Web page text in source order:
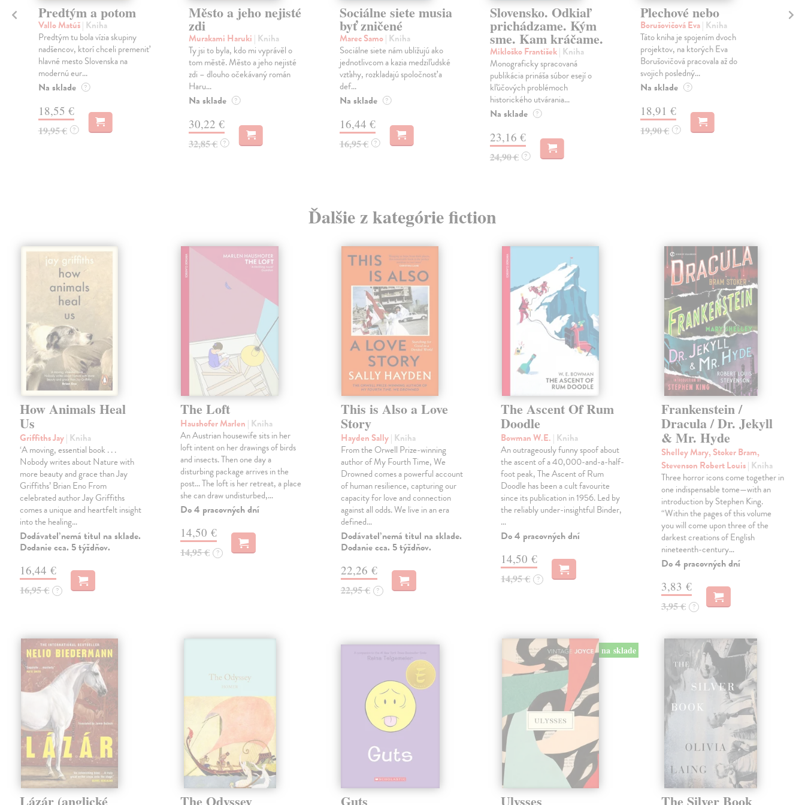
Predtým a potom
Vallo Matúš| Kniha
Predtým tu bola vízia skupiny
nadšencov, ktorí chceli premeniť
hlavné mesto Slovenska na
modernú eur...
Na sklade ?
18,55 €
19,95 € ?
Město a jeho nejisté
zdi
Murakami Haruki | Kniha
Ty jsi to byla, kdo mi vyprávěl o
tom městě. Město a jeho nejisté
zdi – dlouho očekávaný román
Haru...
Na sklade ?
30,22 €
32,85 € ?
Sociálne siete musia
byť zničené
Marec Samo| Kniha
Sociálne siete nám ubližujú ako
jednotlivcom a kazia medziľudské
vzťahy, rozkladajú spoločnosť a
def...
Na sklade ?
16,44 €
16,95 € ?
Slovensko. Odkiaľ
prichádzame. Kým
sme. Kam kráčame.
Mikloško František| Kniha
Monograficky spracovaná
publikácia prináša súbor esejí o
kľúčových problémoch
historického utvárania...
Na sklade ?
23,16 €
24,90 € ?
Plechové nebo
Borušovičová Eva| Kniha
Táto kniha je spojením dvoch
projektov, na ktorých Eva
Borušovičová pracovala až do
svojich posledný...
Na sklade ?
18,91 €
19,90 € ?
Ďalšie z kategórie fiction
How Animals Heal
Us
Griffiths Jay| Kniha
‘A moving, essential book . . .
Nobody writes about Nature with
more beauty and grace than Jay
Griffiths’ Brian Eno From
celebrated author Jay Griffiths
comes a unique and heartfelt insight
into the healing…
Dodávateľ nemá titul na sklade.
Dodanie cca. 5 týždňov.
16,44 €
16,95 € ?
The Loft
Haushofer Marlen | Kniha
An Austrian housewife sits in her
loft intent on her drawings of birds
and insects. Then one day a
disturbing package arrives in the
post... The loft is her retreat, a place
she can draw undisturbed,…
Do 4 pracovných dní
14,50 €
14,95 € ?
This is Also a Love
Story
Hayden Sally| Kniha
From the Orwell Prize-winning
author of My Fourth Time, We
Drowned comes a powerful account
of human resilience, capturing our
capacity for love and connection
against all odds. We live in an era
defined…
Dodávateľ nemá titul na sklade.
Dodanie cca. 5 týždňov.
22,26 €
22,95 € ?
The Ascent Of Rum
Doodle
Bowman W.E. | Kniha
An outrageously funny spoof about
the ascent of a 40,000-and-a-half-
foot peak, The Ascent of Rum
Doodle has been a cult favourite
since its publication in 1956. Led by
the reliably under-insightful Binder,
…
Do 4 pracovných dní
14,50 €
14,95 € ?
Frankenstein /
Dracula / Dr. Jekyll
& Mr. Hyde
Shelley Mary, Stoker Bram,
Stevenson Robert Louis| Kniha
Three horror icons come together in
one indispensable tome—with an
introduction by Stephen King.
“Within the pages of this volume
you will come upon three of the
darkest creations of English
nineteenth-century…
Do 4 pracovných dní
3,83 €
3,95 € ?
na sklade